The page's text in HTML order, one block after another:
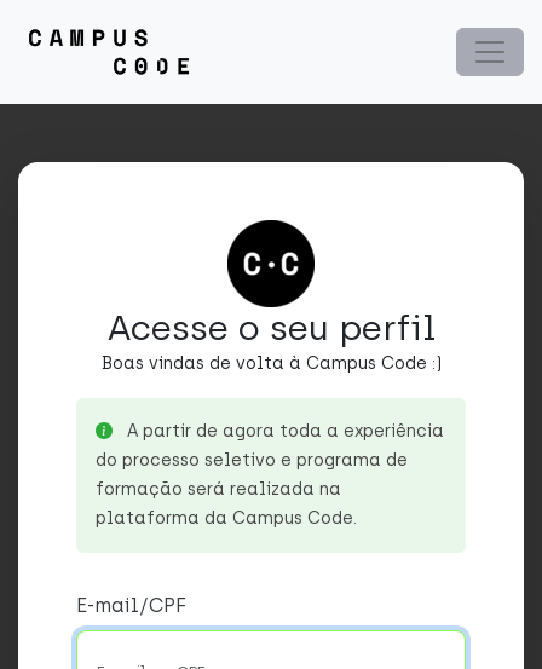
Acesse o seu perfil
Boas vindas de volta à Campus Code :)
A partir de agora toda a experiência
do processo seletivo e programa de
formação será realizada na
plataforma da Campus Code.
E-mail/CPF